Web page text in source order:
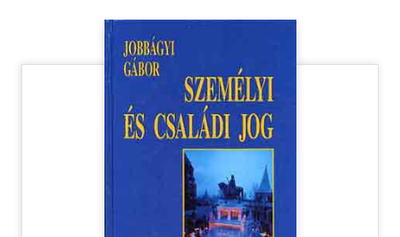
Hobbi, szabadidő